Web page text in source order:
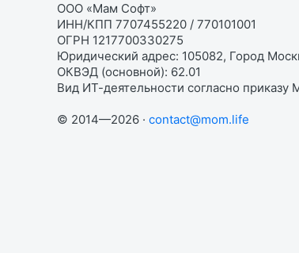
ООО «Мам Софт»
ИНН/КПП 7707455220 / 770101001
ОГРН 1217700330275
Юридический адрес: 105082, Город
ОКВЭД (основной): 62.01
Вид ИТ-деятельности согласно приказу
© 2014—2026 · contact@mom.life